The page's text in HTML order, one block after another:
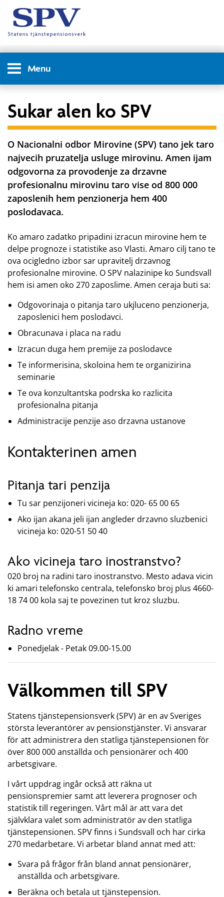
Menu
Sukar alen ko SPV
O Nacionalni odbor Mirovine (SPV) tano jek taro
najvecih pruzatelja usluge mirovinu. Amen ijam
odgovorna za provodenje za drzavne
profesionalnu mirovinu taro vise od 800 000
zaposlenih hem penzionerja hem 400
poslodavaca.
Ko amaro zadatko pripadini izracun mirovine hem te
delpe prognoze i statistike aso Vlasti. Amaro cilj tano te
ova ocigledno izbor sar upravitelj drzavnog
profesionalne mirovine. O SPV nalazinipe ko Sundsvall
hem isi amen oko 270 zaposlime. Amen ceraja buti sa:
Odgovorinaja o pitanja taro ukjluceno penzionerja,
zaposlenici hem poslodavci.
Obracunava i placa na radu
Izracun duga hem premije za poslodavce
Te informerisina, skoloina hem te organizirina
seminarie
Te ova konzultantska podrska ko razlicita
profesionalna pitanja
Administracije penzije aso drzavna ustanove
Kontakterinen amen
Pitanja tari penzija
Tu sar penzijoneri vicineja ko: 020- 65 00 65
Ako ijan akana jeli ijan angleder drzavno sluzbenici
vicineja ko: 020-51 50 40
Ako vicineja taro inostranstvo?
020 broj na radini taro inostranstvo. Mesto adava vicin
ki amari telefonsko centrala, telefonsko broj plus 4660-
18 74 00 kola saj te povezinen tut kroz sluzbu.
Radno vreme
Ponedjelak - Petak 09.00-15.00
Välkommen till SPV
Statens tjänstepensionsverk (SPV) är en av Sveriges
största leverantörer av pensionstjänster. Vi ansvarar
för att administrera den statliga tjänstepensionen för
över 800 000 anställda och pensionärer och 400
arbetsgivare.
I vårt uppdrag ingår också att räkna ut
pensionspremier samt att leverera prognoser och
statistik till regeringen. Vårt mål är att vara det
självklara valet som administratör av den statliga
tjänstepensionen. SPV finns i Sundsvall och har cirka
270 medarbetare. Vi arbetar bland annat med att:
Svara på frågor från bland annat pensionärer,
anställda och arbetsgivare.
Beräkna och betala ut tjänstepension.